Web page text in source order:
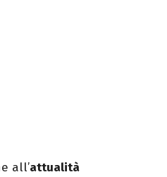
all’attualità